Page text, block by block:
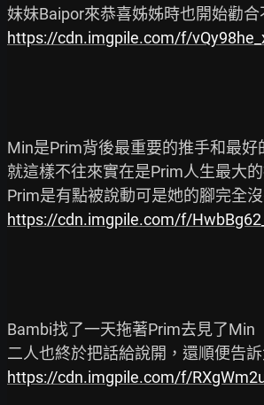
https://cdn.imgpile.com/f/
Min是Prim背後最重要的推手和最好
就這樣不往來實在是Prim人生最大
https://cdn.imgpile.com/f/
Bambi找了一天拖著Prim去見了Min
https://cdn.imgpile.com/f/